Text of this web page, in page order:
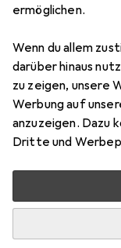
ermöglichen.
Wenn du allem
darüber hinaus
zu zeigen, unsere
Werbung auf
anzuzeigen. Dazu
Dritte und